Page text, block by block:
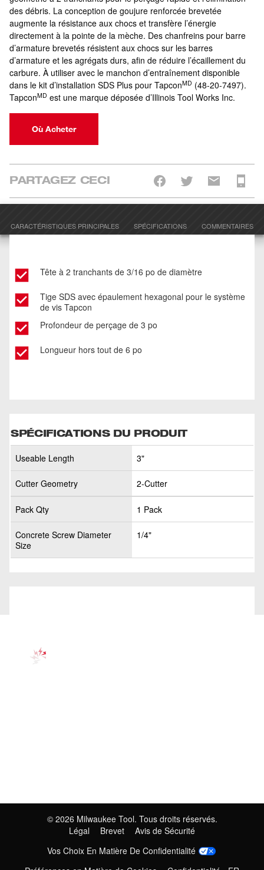
des débris. La conception de goujure renforcée brevetée
augmente la résistance aux chocs et transfère l’énergie
directement à la pointe de la mèche. Des chanfreins pour barre
d’armature brevetés résistent aux chocs sur les barres
d’armature et les agrégats durs, afin de réduire l’écaillement du
carbure. À utiliser avec le manchon d’entraînement disponible
dans le kit d’installation SDS Plus pour TapconMD (48-20-7497).
TapconMD est une marque déposée d’Illinois Tool Works Inc.
Où Acheter
PARTAGEZ CECI
CARACTÉRISTIQUES PRINCIPALES SPÉCIFICATIONS COMMENTAIRES
Tête à 2 tranchants de 3/16 po de diamètre
Tige SDS avec épaulement hexagonal pour le système
de vis Tapcon
Profondeur de perçage de 3 po
Longueur hors tout de 6 po
SPÉCIFICATIONS DU PRODUIT
Useable Length 3"
Cutter Geometry 2-Cutter
Pack Qty 1 Pack
Concrete Screw Diameter
Size
1/4"
© 2026 Milwaukee Tool. Tous droits réservés.
Légal
Brevet
Avis de Sécurité
Vos Choix En Matière De Confidentialité